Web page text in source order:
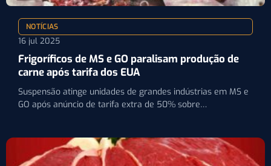
NOTÍCIAS
16 jul 2025
Frigoríficos de MS e GO paralisam produção de
carne após tarifa dos EUA
Suspensão atinge unidades de grandes indústrias em MS e
GO após anúncio de tarifa extra de 50% sobre…